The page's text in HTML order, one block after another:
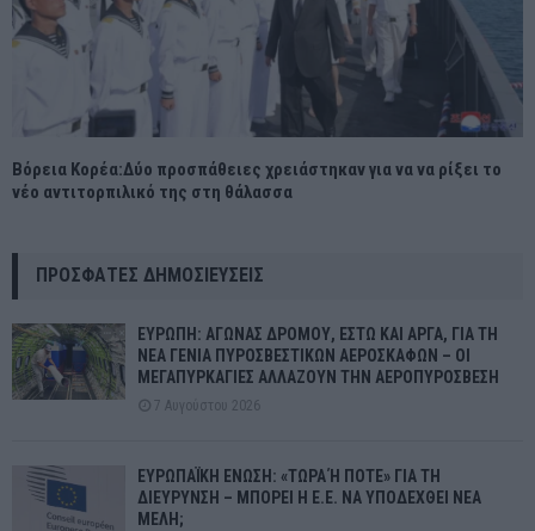
Βόρεια Κορέα:Δύο προσπάθειες χρειάστηκαν για να να ρίξει το
νέο αντιτορπιλικό της στη θάλασσα
ΠΡΌΣΦΑΤΕΣ ΔΗΜΟΣΙΕΎΣΕΙΣ
ΕΥΡΩΠΗ: ΑΓΩΝΑΣ ΔΡΟΜΟΥ, ΕΣΤΩ ΚΑΙ ΑΡΓΑ, ΓΙΑ ΤΗ
ΝΕΑ ΓΕΝΙΑ ΠΥΡΟΣΒΕΣΤΙΚΩΝ ΑΕΡΟΣΚΑΦΩΝ – ΟΙ
ΜΕΓΑΠΥΡΚΑΓΙΕΣ ΑΛΛΑΖΟΥΝ ΤΗΝ ΑΕΡΟΠΥΡΟΣΒΕΣΗ
7 Αυγούστου 2026
ΕΥΡΩΠΑΪΚΗ ΕΝΩΣΗ: «ΤΩΡΑ Ή ΠΟΤΕ» ΓΙΑ ΤΗ
ΔΙΕΥΡΥΝΣΗ – ΜΠΟΡΕΙ Η Ε.Ε. ΝΑ ΥΠΟΔΕΧΘΕΙ ΝΕΑ
ΜΕΛΗ;